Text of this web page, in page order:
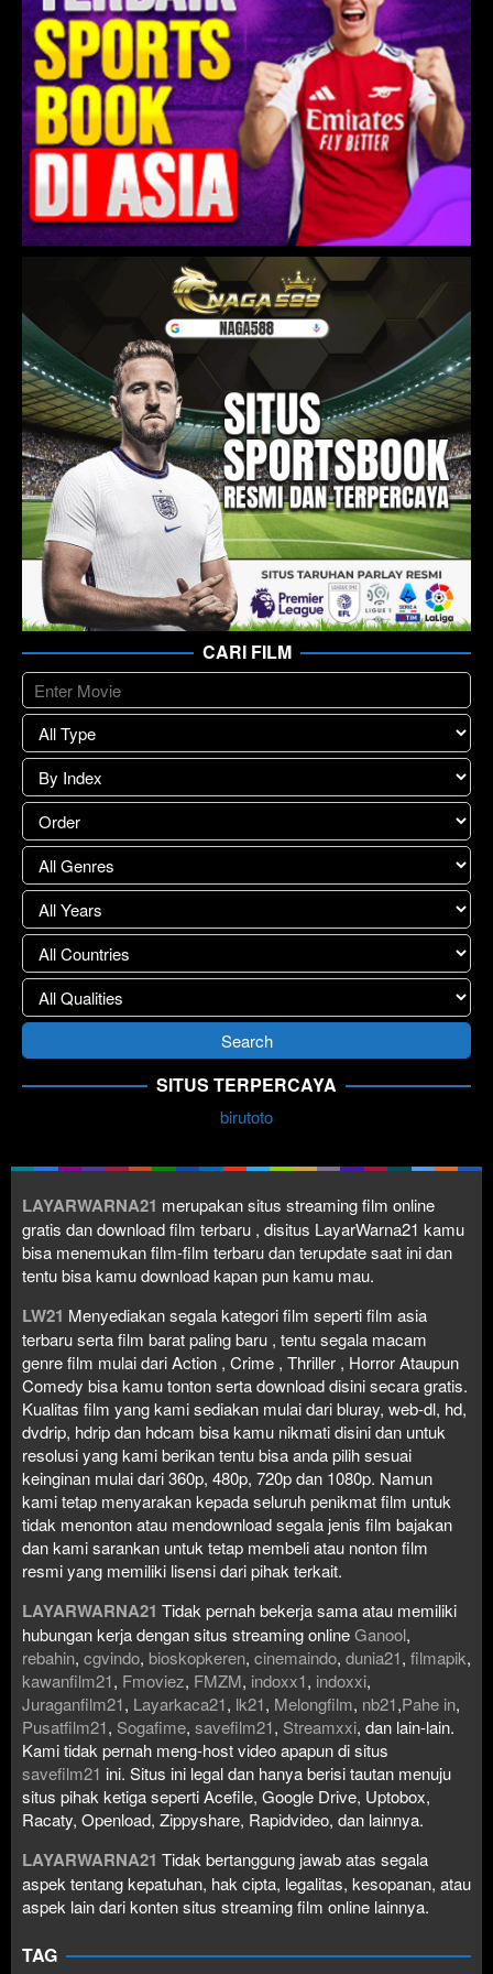
CARI FILM
SITUS TERPERCAYA
birutoto
LAYARWARNA21 merupakan situs streaming film online
gratis dan download film terbaru , disitus LayarWarna21 kamu
bisa menemukan film-film terbaru dan terupdate saat ini dan
tentu bisa kamu download kapan pun kamu mau.
LW21 Menyediakan segala kategori film seperti film asia
terbaru serta film barat paling baru , tentu segala macam
genre film mulai dari Action , Crime , Thriller , Horror Ataupun
Comedy bisa kamu tonton serta download disini secara gratis.
Kualitas film yang kami sediakan mulai dari bluray, web-dl, hd,
dvdrip, hdrip dan hdcam bisa kamu nikmati disini dan untuk
resolusi yang kami berikan tentu bisa anda pilih sesuai
keinginan mulai dari 360p, 480p, 720p dan 1080p. Namun
kami tetap menyarakan kepada seluruh penikmat film untuk
tidak menonton atau mendownload segala jenis film bajakan
dan kami sarankan untuk tetap membeli atau nonton film
resmi yang memiliki lisensi dari pihak terkait.
LAYARWARNA21 Tidak pernah bekerja sama atau memiliki
hubungan kerja dengan situs streaming onlineGanool,
rebahin, cgvindo, bioskopkeren, cinemaindo, dunia21, filmapik,
kawanfilm21, Fmoviez, FMZM, indoxx1, indoxxi,
Juraganfilm21, Layarkaca21, lk21, Melongfilm, nb21,Pahe in,
Pusatfilm21, Sogafime, savefilm21, Streamxxi, dan lain-lain.
Kami tidak pernah meng-host video apapun di situs
savefilm21 ini. Situs ini legal dan hanya berisi tautan menuju
situs pihak ketiga seperti Acefile, Google Drive, Uptobox,
Racaty, Openload, Zippyshare, Rapidvideo, dan lainnya.
LAYARWARNA21 Tidak bertanggung jawab atas segala
aspek tentang kepatuhan, hak cipta, legalitas, kesopanan, atau
aspek lain dari konten situs streaming film online lainnya.
TAG